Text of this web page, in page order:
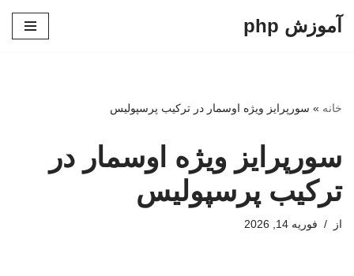
آموزش php
خانه » سورپرایز ویژه اوسمار در ترکیب پرسپولیس
سورپرایز ویژه اوسمار در
ترکیب پرسپولیس
از فوریه 14, 2026